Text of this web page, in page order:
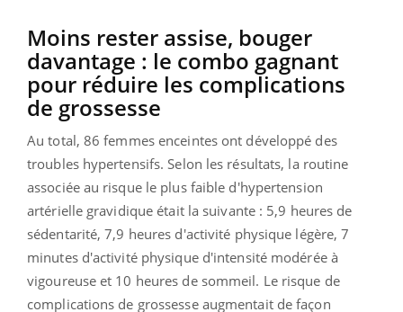
Moins rester assise, bouger
davantage : le combo gagnant
pour réduire les complications
de grossesse
Au total, 86 femmes enceintes ont développé des
troubles hypertensifs. Selon les résultats, la routine
associée au risque le plus faible d'hypertension
artérielle gravidique était la suivante : 5,9 heures de
sédentarité, 7,9 heures d'activité physique légère, 7
minutes d'activité physique d'intensité modérée à
vigoureuse et 10 heures de sommeil. Le risque de
complications de grossesse augmentait de façon